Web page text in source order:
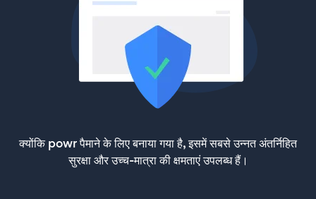
क्योंकि powr पैमाने के लिए बनाया गया है, इसमें सबसे उन्नत अंतर्निहित
सुरक्षा और उच्च-मात्रा की क्षमताएं उपलब्ध हैं।